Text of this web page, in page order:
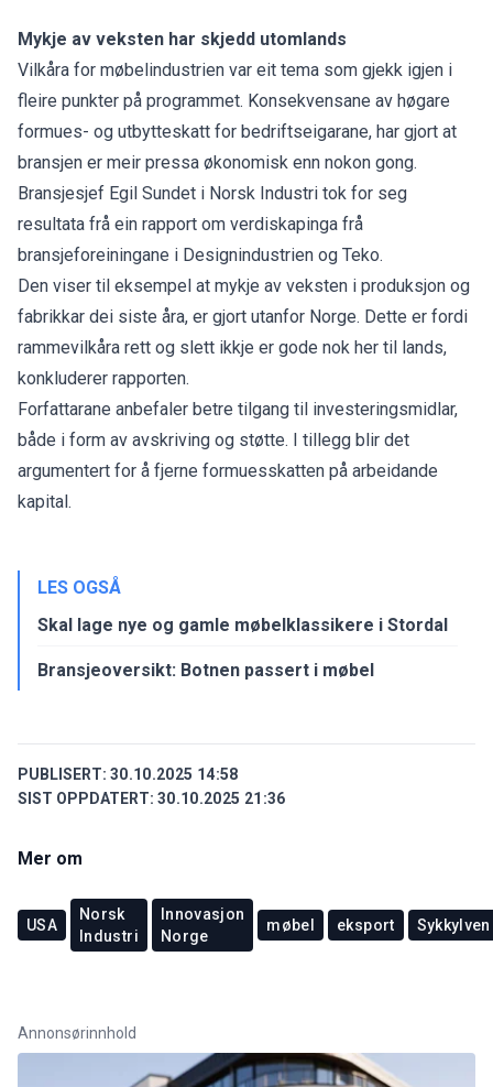
Mykje av veksten har skjedd utomlands
Vilkåra for møbelindustrien var eit tema som gjekk igjen i
fleire punkter på programmet. Konsekvensane av høgare
formues- og utbytteskatt for bedriftseigarane, har gjort at
bransjen er meir pressa økonomisk enn nokon gong.
Bransjesjef Egil Sundet i Norsk Industri tok for seg
resultata frå ein rapport om verdiskapinga frå
bransjeforeiningane i Designindustrien og Teko.
Den viser til eksempel at mykje av veksten i produksjon og
fabrikkar dei siste åra, er gjort utanfor Norge. Dette er fordi
rammevilkåra rett og slett ikkje er gode nok her til lands,
konkluderer rapporten.
Forfattarane anbefaler betre tilgang til investeringsmidlar,
både i form av avskriving og støtte. I tillegg blir det
argumentert for å fjerne formuesskatten på arbeidande
kapital.
LES OGSÅ
Skal lage nye og gamle møbelklassikere i Stordal
Bransjeoversikt: Botnen passert i møbel
PUBLISERT: 30.10.2025 14:58
SIST OPPDATERT: 30.10.2025 21:36
Mer om
USA
Norsk
Industri
Innovasjon
Norge
møbel eksport Sykkylven
Annonsørinnhold